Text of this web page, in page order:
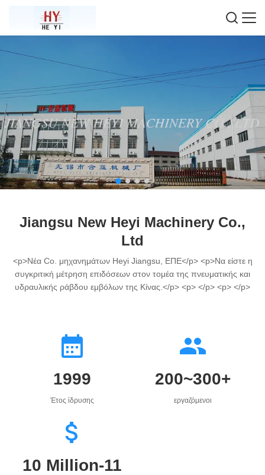
Jiangsu New Heyi Machinery Co.,
Ltd
<p>Νέα Co. μηχανημάτων Heyi Jiangsu, ΕΠΕ</p> <p>Να είστε η
συγκριτική μέτρηση επιδόσεων στον τομέα της πνευματικής και
υδραυλικής ράβδου εμβόλων της Κίνας.</p> <p> </p> <p> </p>
1999
Έτος ίδρυσης
200~300+
εργαζόμενοι
10 Million-11